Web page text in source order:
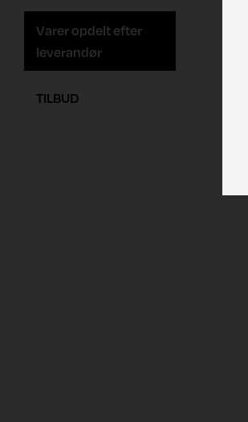
Varer opdelt efter
leverandør
TILBUD